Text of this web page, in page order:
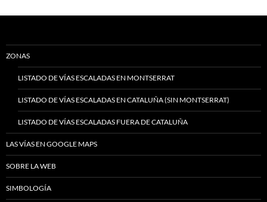
ZONAS
LISTADO DE VÍAS ESCALADAS EN MONTSERRAT
LISTADO DE VÍAS ESCALADAS EN CATALUÑA (SIN MONTSERRAT)
LISTADO DE VÍAS ESCALADAS FUERA DE CATALUÑA
LAS VÍAS EN GOOGLE MAPS
SOBRE LA WEB
SIMBOLOGÍA